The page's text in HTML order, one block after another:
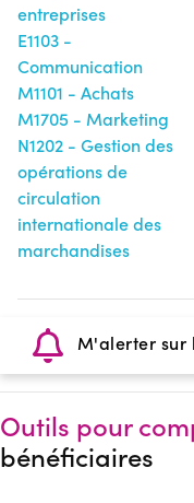
entreprises
E1103 -
Communication
M1101 - Achats
M1705 - Marketing
N1202 - Gestion des
opérations de
circulation
internationale des
marchandises
M'alerter sur
Outils pour
bénéficiaires